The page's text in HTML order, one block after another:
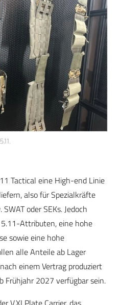
Tactical eine High-end Linie
also für Spezialkräfte
oder SEKs. Jedoch
Attributen, eine hohe
sowie eine hohe
alle Anteile ab Lager
einem Vertrag produziert
Frühjahr 2027 verfügbar sein.